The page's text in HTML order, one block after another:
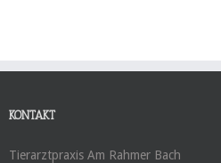
KONTAKT
Tierarztpraxis Am Rahmer Bach